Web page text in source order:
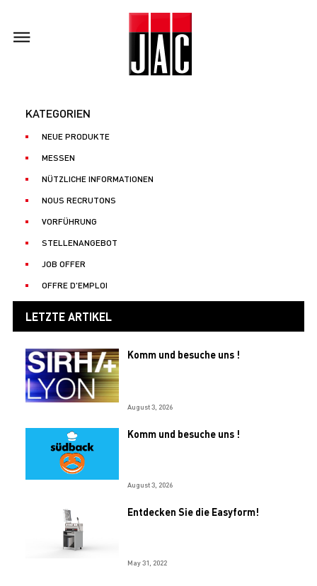
KATEGORIEN
NEUE PRODUKTE
MESSEN
NÜTZLICHE INFORMATIONEN
NOUS RECRUTONS
VORFÜHRUNG
STELLENANGEBOT
JOB OFFER
OFFRE D'EMPLOI
LETZTE ARTIKEL
Komm und besuche uns !
August 3, 2026
Komm und besuche uns !
August 3, 2026
Entdecken Sie die Easyform!
May 31, 2022